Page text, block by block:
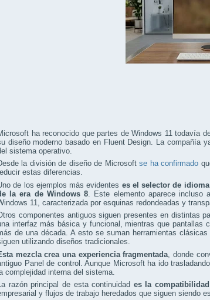
ha reconocido que partes de Windows 11 todavía
diseño moderno basado en Fluent Design. La compañía
sistema operativo.
la división de diseño de Microsoftse ha confirmado
estas diferencias.
de los ejemplos más evidentes es el selector de
la era de Windows 8 . Este elemento aparece
11, caracterizada por esquinas redondeadas y
componentes antiguos siguen presentes en distintas
interfaz más básica y funcional, mientras que pantallas
de una década. A esto se suman herramientas
utilizando diseños tradicionales.
mezcla crea una experiencia fragmentada , donde
Panel de control. Aunque Microsoft ha ido
complejidad interna del sistema.
razón principal de esta continuidad es la compatibilidad
y flujos de trabajo heredados que siguen siendo